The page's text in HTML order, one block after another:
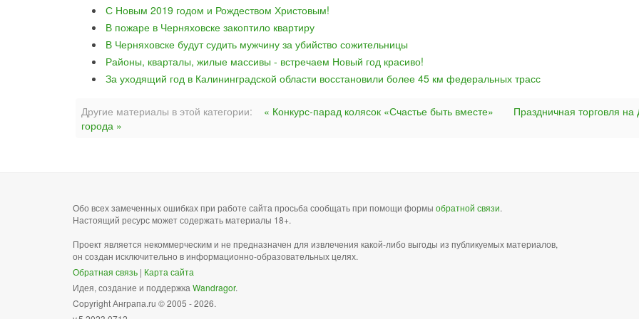
С Новым 2019 годом и Рождеством Христовым!
В пожаре в Черняховске закоптило квартиру
В Черняховске будут судить мужчину за убийство сожительницы
Районы, кварталы, жилые массивы - встречаем Новый год красиво!
За уходящий год в Калининградской области восстановили более 45 км федеральных трасс
Другие материалы в этой категории: « Конкурс-парад колясок «Счастье быть вместе»
Праздничная торговля на
города »
Обо всех замеченных ошибках при работе сайта просьба сообщать при помощи формы обратной связи.
Настоящий ресурс может содержать материалы 18+.
Проект является некоммерческим и не предназначен для извлечения какой-либо выгоды из публикуемых материалов,
он создан исключительно в информационно-образовательных целях.
Обратная связь | Карта сайта
Идея, создание и поддержка Wandragor.
Copyright Анграпа.ru © 2005 - 2026.